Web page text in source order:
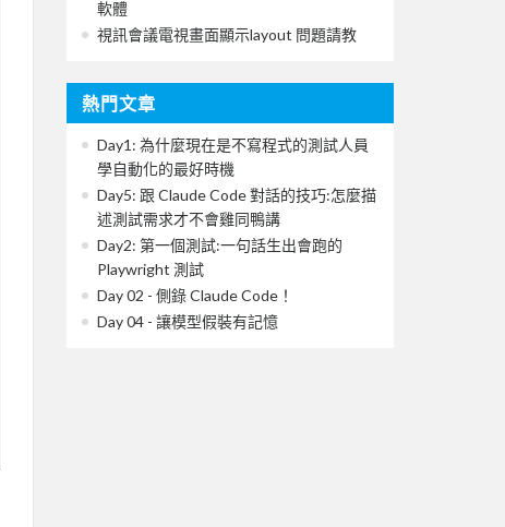
軟體
視訊會議電視畫面顯示layout 問題請教
熱門文章
Day1: 為什麼現在是不寫程式的測試人員
學自動化的最好時機
Day5: 跟 Claude Code 對話的技巧:怎麼描
述測試需求才不會雞同鴨講
Day2: 第一個測試:一句話生出會跑的
Playwright 測試
Day 02 - 側錄 Claude Code！
Day 04 - 讓模型假裝有記憶